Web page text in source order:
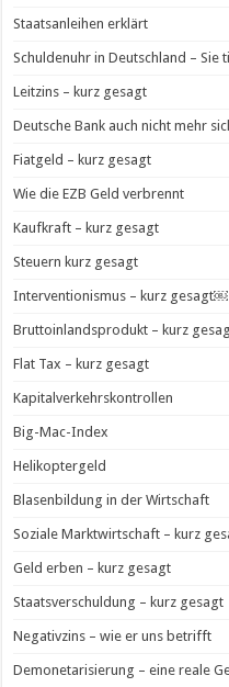
Staatsanleihen erklärt
Schuldenuhr in Deutschland – Sie
Leitzins – kurz gesagt
Deutsche Bank auch nicht mehr
Fiatgeld – kurz gesagt
Wie die EZB Geld verbrennt
Kaufkraft – kurz gesagt
Steuern kurz gesagt
Interventionismus – kurz gesagt￼
Bruttoinlandsprodukt – kurz
Flat Tax – kurz gesagt
Kapitalverkehrskontrollen
Big-Mac-Index
Helikoptergeld
Blasenbildung in der Wirtschaft
Soziale Marktwirtschaft – kurz
Geld erben – kurz gesagt
Staatsverschuldung – kurz gesagt
Negativzins – wie er uns betrifft
Demonetarisierung – eine reale